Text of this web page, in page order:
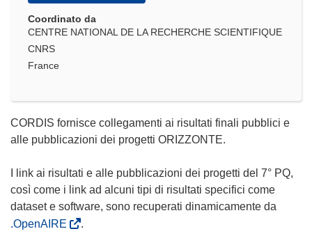
Coordinato da
CENTRE NATIONAL DE LA RECHERCHE SCIENTIFIQUE
CNRS
France
CORDIS fornisce collegamenti ai risultati finali pubblici e
alle pubblicazioni dei progetti ORIZZONTE.
I link ai risultati e alle pubblicazioni dei progetti del 7° PQ,
così come i link ad alcuni tipi di risultati specifici come
dataset e software, sono recuperati dinamicamente da
.OpenAIRE
.